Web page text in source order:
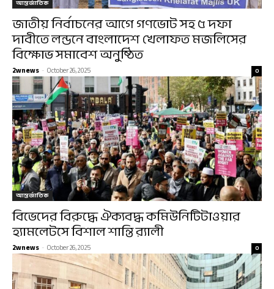
আন্তর্জাতিক
জাতীয় নির্বাচনের আগে গণভোট সহ ৫ দফা
দাবীতে লন্ডনে বাংলাদেশ খেলাফত মজলিসের
বিক্ষোভ সমাবেশ অনুষ্ঠিত
2wnews - October 26, 2025 0
আন্তর্জাতিক
বিভেদের বিরুদ্ধে ঐক্যবদ্ধ কমিউনিটিটাওয়ার
হ্যামলেটসে বিশাল শান্তি র‍্যালী
2wnews - October 26, 2025 0